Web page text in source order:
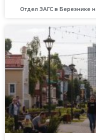
Отдел ЗАГС в Березнике